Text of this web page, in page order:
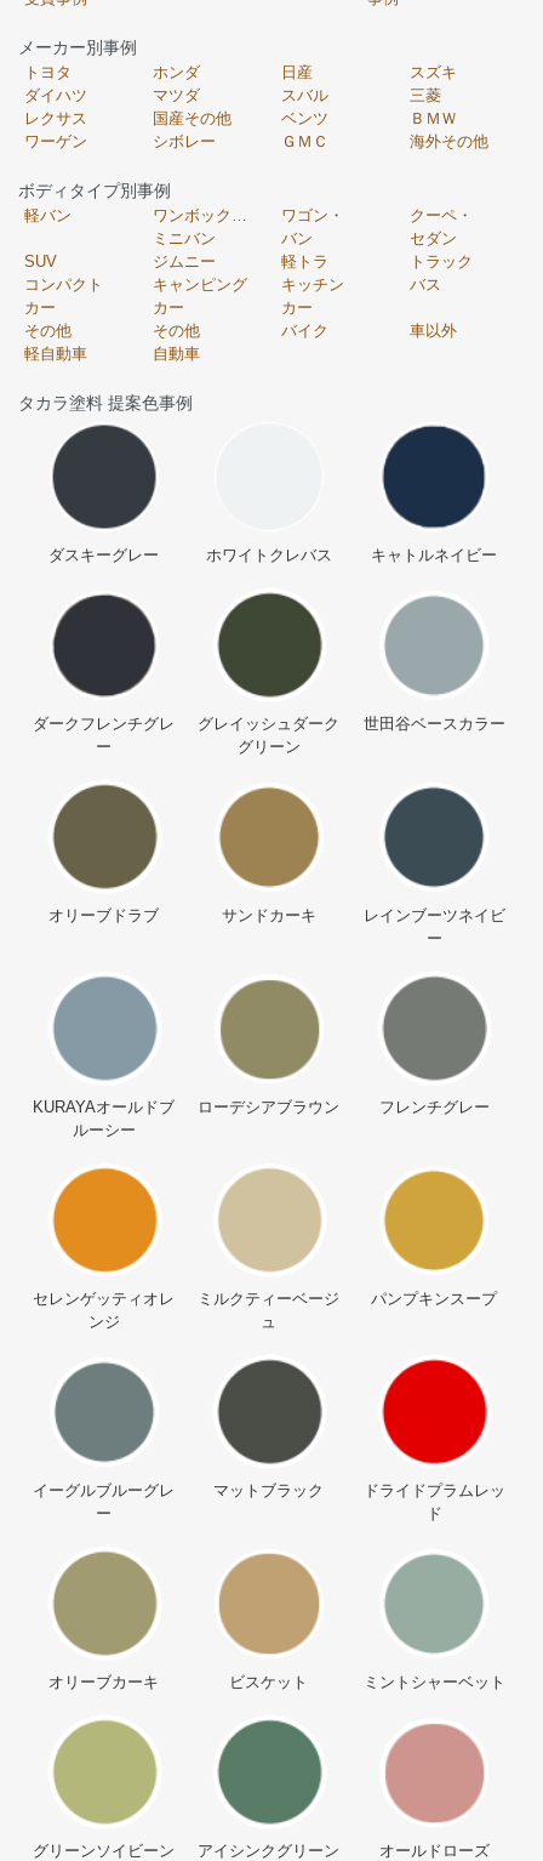
メーカー別事例
トヨタ ホンダ 日産
スズキ
ダイハツ
マツダ スバル
三菱
レクサス
国産その他 ベンツ
ＢＭＷ
ワーゲン
シボレー ＧＭＣ 海外その他
ボディタイプ別事例
軽バン
ミニバン
ワゴン・
バン
クーペ・
セダン
SUV
ジムニー 軽トラ
トラック
コンパクト
カー
キャンピング
カー
キッチン
カー
バス
その他
軽自動車
その他
自動車
バイク 車以外
タカラ塗料 提案色事例
ダスキーグレー ホワイトクレバス キャトルネイビー
ダークフレンチグレ
ー
グレイッシュダーク
グリーン
世田谷ベースカラー
オリーブドラブ サンドカーキ
レインブーツネイビ
ー
KURAYAオールドブ
ルーシー
ローデシアブラウン フレンチグレー
セレンゲッティオレ
ンジ
ミルクティーベージ
ュ
パンプキンスープ
イーグルブルーグレ
ー
マットブラック
ドライドプラムレッ
ド
オリーブカーキ ビスケット ミントシャーベット
グリーンソイビーン
アイシンクグリーン オールドローズ